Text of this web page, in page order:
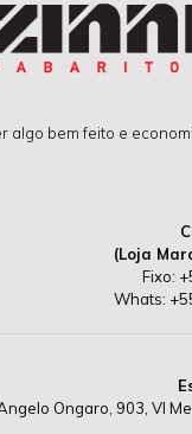
algo bem feito e
(Loja
Fixo:
Whats:
Ongaro, 903, Vl